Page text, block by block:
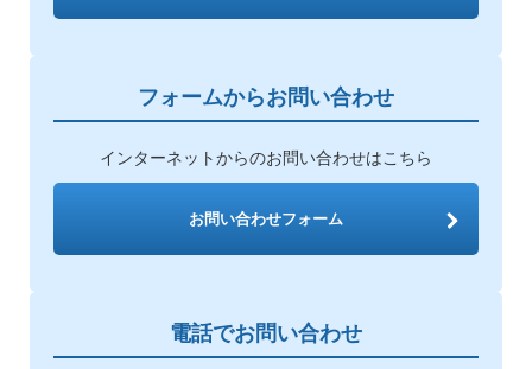
フォームからお問い合わせ
インターネットからのお問い合わせはこちら
お問い合わせフォーム
電話でお問い合わせ